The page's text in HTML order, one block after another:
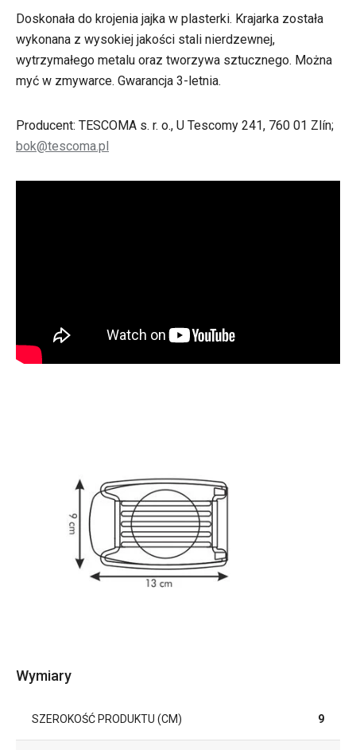
Doskonała do krojenia jajka w plasterki. Krajarka została
wykonana z wysokiej jakości stali nierdzewnej,
wytrzymałego metalu oraz tworzywa sztucznego. Można
myć w zmywarce. Gwarancja 3-letnia.
Producent: TESCOMA s. r. o., U Tescomy 241, 760 01 Zlín;
bok@tescoma.pl
Wymiary
SZEROKOŚĆ PRODUKTU (CM) 9